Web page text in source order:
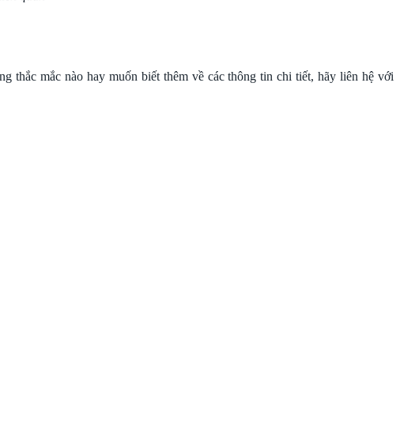
thắc mắc nào hay muốn biết thêm về các thông tin chi tiết, hãy liên hệ với